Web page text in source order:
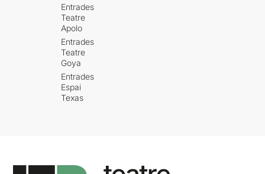
Entrades
Teatre
Apolo
Entrades
Teatre
Goya
Entrades
Espai
Texas